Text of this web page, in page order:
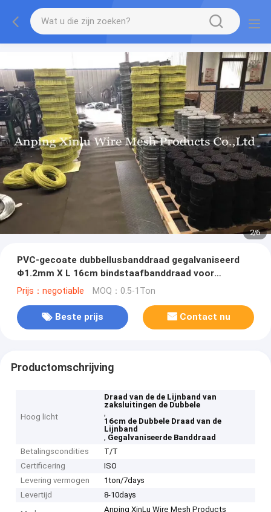
2/6
PVC-gecoate dubbellusbanddraad gegalvaniseerd
Φ1.2mm X L 16cm bindstaafbanddraad voor
zakversloten
Prijs：negotiable MOQ：0.5-1Ton
Beste prijs Contact nu
Productomschrijving
Hoog licht
Draad van de de Lijnband van
zaksluitingen de Dubbele
,
16cm de Dubbele Draad van de
Lijnband
, Gegalvaniseerde Banddraad
Betalingscondities
T/T
Certificering
ISO
Levering vermogen
1ton/7days
Levertijd
8-10days
Anping XinLu Wire Mesh Products